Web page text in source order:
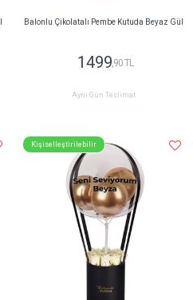
Balonlu Çikolatalı Pembe Kutuda Beyaz Gül
1499,90 TL
Aynı Gün Teslimat
Kişiselleştirilebilir